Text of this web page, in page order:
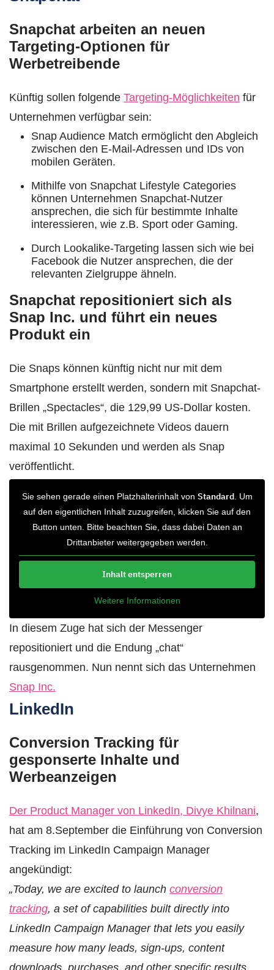
Snapchat arbeiten an neuen
Targeting-Optionen für
Werbetreibende
Künftig sollen folgende Targeting-Möglichkeiten für
Unternehmen verfügbar sein:
Snap Audience Match ermöglicht den Abgleich
zwischen den E-Mail-Adressen und IDs von
mobilen Geräten.
Mithilfe von Snapchat Lifestyle Categories
können Unternehmen Snapchat-Nutzer
ansprechen, die sich für bestimmte Inhalte
interessieren, wie z.B. Sport oder Gaming.
Durch Lookalike-Targeting lassen sich wie bei
Facebook die Nutzer ansprechen, die der
relevanten Zielgruppe ähneln.
Snapchat repositioniert sich als
Snap Inc. und führt ein neues
Produkt ein
Die Snaps können künftig nicht nur mit dem
Smartphone erstellt werden, sondern mit Snapchat-
Brillen „Spectacles“, die 129,99 US-Dollar kosten.
Die mit Brillen aufgezeichnete Videos dauern
maximal 10 Sekunden und werden als Snap
veröffentlicht.
Sie sehen gerade einen Platzhalterinhalt von Standard. Um
auf den eigentlichen Inhalt zuzugreifen, klicken Sie auf den
Button unten. Bitte beachten Sie, dass dabei Daten an
Drittanbieter weitergegeben werden.
Inhalt entsperren
Weitere Informationen
In diesem Zuge hat sich der Messenger
repositioniert und die Endung „chat“
rausgenommen. Nun nennt sich das Unternehmen
Snap Inc.
LinkedIn
Conversion Tracking für
gesponserte Inhalte und
Werbeanzeigen
Der Product Manager von LinkedIn, Divye Khilnani,
hat am 8.September die Einführung von Conversion
Tracking im LinkedIn Campaign Manager
angekündigt:
„Today, we are excited to launch conversion
tracking, a set of capabilities built directly into
LinkedIn Campaign Manager that lets you easily
measure how many leads, sign-ups, content